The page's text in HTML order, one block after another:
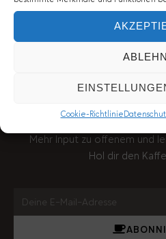
Cookie-Richtlinie
Mehr Input zu offenem und
Hol dir den